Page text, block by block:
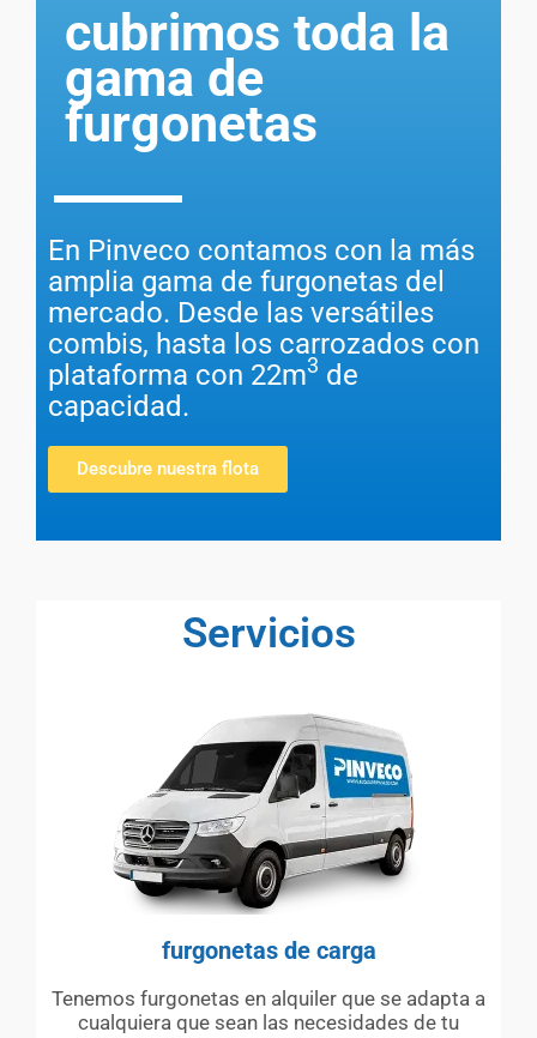
cubrimos toda la
gama de
furgonetas
En Pinveco contamos con la más
amplia gama de furgonetas del
mercado. Desde las versátiles
combis, hasta los carrozados con
plataforma con 22m3 de
capacidad.
Descubre nuestra flota
Servicios
furgonetas de carga
Tenemos furgonetas en alquiler que se adapta a
cualquiera que sean las necesidades de tu